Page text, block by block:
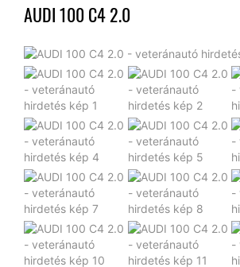
AUDI 100 C4 2.0